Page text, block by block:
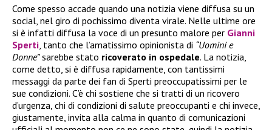
Come spesso accade quando una notizia viene diffusa su un
social, nel giro di pochissimo diventa virale. Nelle ultime ore
si è infatti diffusa la voce di un presunto malore per Gianni
Sperti, tanto che l’amatissimo opinionista di “Uomini e
Donne”sarebbe stato ricoverato in ospedale. La notizia,
come detto, si è diffusa rapidamente, con tantissimi
messaggi da parte dei fan di Sperti preoccupatissimi per le
sue condizioni. C’è chi sostiene che si tratti di un ricovero
d’urgenza, chi di condizioni di salute preoccupanti e chi invece,
giustamente, invita alla calma in quanto di comunicazioni